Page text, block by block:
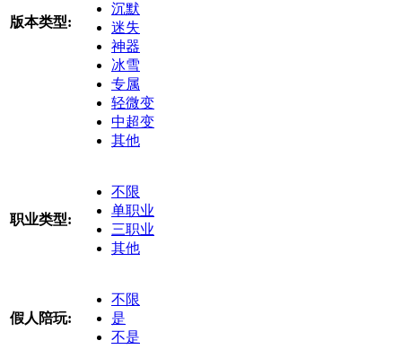
版本类型:
沉默
迷失
神器
冰雪
专属
轻微变
中超变
其他
职业类型:
不限
单职业
三职业
其他
假人陪玩:
不限
是
不是